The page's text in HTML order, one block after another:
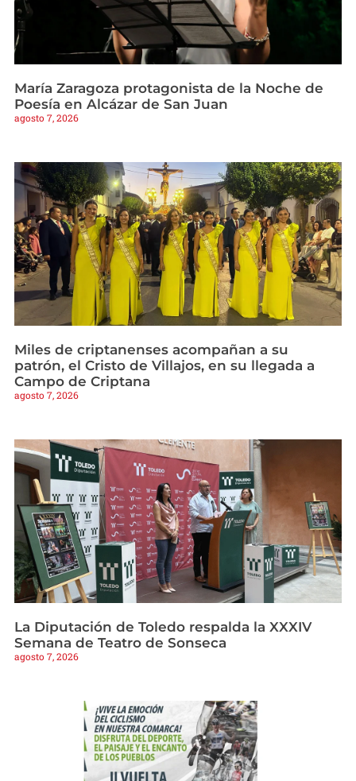
María Zaragoza protagonista de la Noche de
Poesía en Alcázar de San Juan
agosto 7, 2026
Miles de criptanenses acompañan a su
patrón, el Cristo de Villajos, en su llegada a
Campo de Criptana
agosto 7, 2026
La Diputación de Toledo respalda la XXXIV
Semana de Teatro de Sonseca
agosto 7, 2026